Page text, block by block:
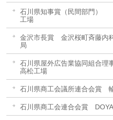
石川県知事賞（民間部門
工場
金沢市長賞 金沢桜町斉藤内
局
石川県屋外広告業協同組合
高松工場
石川県商工会議所連合会賞
石川県商工会連合会賞